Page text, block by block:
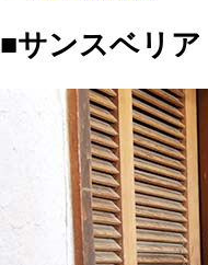
■サンスベリア